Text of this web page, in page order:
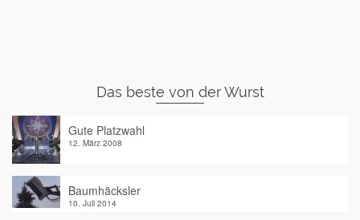
Das beste von der Wurst
Gute Platzwahl
12. März 2008
Baumhäcksler
10. Juli 2014